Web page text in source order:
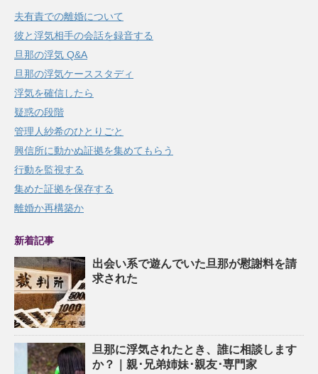
夫有責での離婚について
彼と浮気相手の会話を録音する
旦那の浮気 Q&A
旦那の浮気ケーススタディ
浮気を確信したら
疑惑の段階
管理人紗希のひとりごと
興信所に動かぬ証拠を集めてもらう
行動を監視する
集めた証拠を保存する
離婚か再構築か
新着記事
出会い系で遊んでいた旦那が慰謝料を請
求された
旦那に浮気されたとき、誰に相談します
か？｜親･兄弟姉妹･親友･専門家